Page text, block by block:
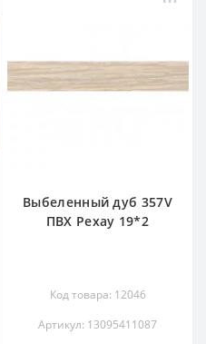
Выбеленный дуб 357V
ПВХ Рехау 19*2
Код товара: 12046
Артикул: 13095411087